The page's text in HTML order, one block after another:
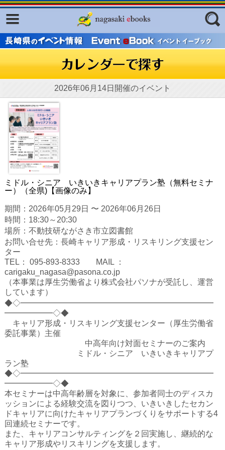
フリーワード
ジャンル
2026年06月14日開催のイベント
ミドル・シニア いきいきキャリアプラン塾（無料セミナ
ー）（全県)【画像のみ】
期間：2026年05月29日 〜 2026年06月26日
時間：18:30～20:30
場所：不動技研ながさき市立図書館
お問い合せ先：長崎キャリア形成・リスキリング支援セン
ター
TEL： 095-893-8333 MAIL ：
carigaku_nagasa@pasona.co.jp
（本事業は厚生労働省より株式会社パソナが受託し、運営
しています）
◆◇━━━━━━━━━━━━━━━━━━━━━━━━
━━━━━━◇◆
キャリア形成・リスキリング支援センター（厚生労働省
委託事業）主催
中高年向け対面セミナーのご案内
ミドル・シニア いきいきキャリアプ
ラン塾
◆◇━━━━━━━━━━━━━━━━━━━━━━━━
━━━━━━◇◆
本セミナーは中高年齢層を対象に、参加者同士のディスカ
ッションによる経験交流を図りつつ、いきいきしたセカン
ドキャリアに向けたキャリアプランづくりをサポートする4
回連続セミナーです。
また、キャリアコンサルティングを２回実施し、継続的な
キャリア形成やリスキリングを支援します。
Facebook
ふくいろキラリプロジェクト
東京観光デジタルパンフレットギャ
ラリー（TOKYO Brochures）
復興応援企画
はじめてご利用される方へ
コンテンツ
広報誌ナビ
明治日本の産業革命遺産
長崎と天草地方の潜伏キリシタン
関連遺産
大学・専門学校ナビ
ハイスクールナビ
小・中学校ナビ
いきebooks
ながよebooks
ごとうebooks
おおむらebooks
みなみしまばらebooks
はさみebooks
ながさき市ebooks
さいかいイーブックス
長崎MICE観光マップ